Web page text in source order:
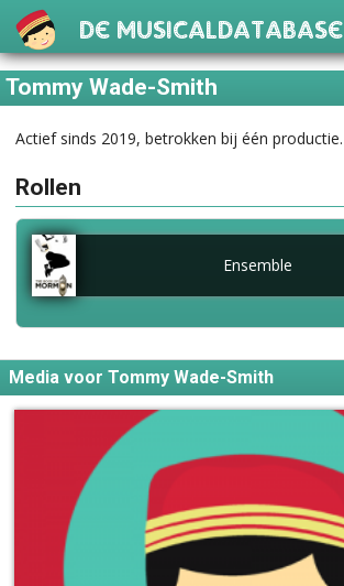
De Musicaldatabase
Tommy Wade-Smith
Actief sinds 2019, betrokken bij één productie.
Rollen
Ensemble
Media voor Tommy Wade-Smith